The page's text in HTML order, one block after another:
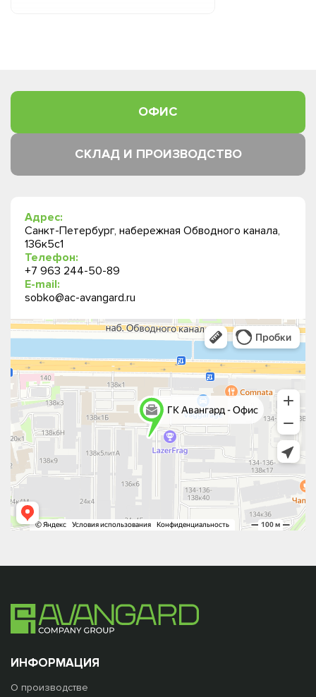
ОФИС
СКЛАД И ПРОИЗВОДСТВО
Адрес:
Санкт-Петербург, набережная Обводного канала,
136к5с1
Телефон:
+7 963 244-50-89
E-mail:
sobko@ac-avangard.ru
ИНФОРМАЦИЯ
О производстве